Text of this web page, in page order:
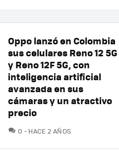
Oppo lanzó en Colombia
sus celulares Reno 12 5G
y Reno 12F 5G, con
inteligencia artificial
avanzada en sus
cámaras y un atractivo
precio
0 COMENTARIOS
HACE 2 AÑOS